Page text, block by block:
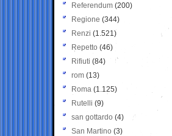
Referendum (200)
Regione (344)
Renzi (1.521)
Repetto (46)
Rifiuti (84)
rom (13)
Roma (1.125)
Rutelli (9)
san gottardo (4)
San Martino (3)